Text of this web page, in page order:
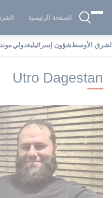
الصفحة الرئيسية
الشرق الأوسطشؤون إسرائيليةدولي i24NEWS i24NEWS فهرس علامات
Utro Dagestan